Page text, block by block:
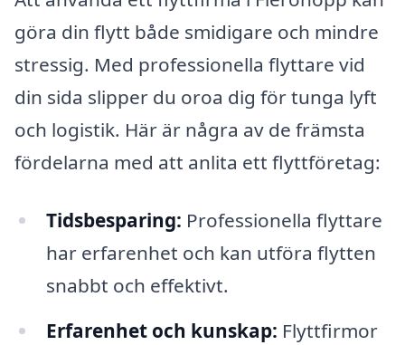
göra din flytt både smidigare och mindre
stressig. Med professionella flyttare vid
din sida slipper du oroa dig för tunga lyft
och logistik. Här är några av de främsta
fördelarna med att anlita ett flyttföretag:
Tidsbesparing: Professionella flyttare
har erfarenhet och kan utföra flytten
snabbt och effektivt.
Erfarenhet och kunskap: Flyttfirmor